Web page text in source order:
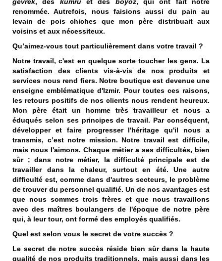
renommée. Autrefois, nous faisions aussi du pain au
levain de pois chiches que mon père distribuait aux
voisins et aux nécessiteux.
Qu’aimez-vous tout particulièrement dans votre travail ?
Notre travail, c'est en quelque sorte toucher les gens. La
satisfaction des clients vis-à-vis de nos produits et
services nous rend fiers. Notre boutique est devenue une
enseigne emblématique d'Izmir. Pour toutes ces raisons,
les retours positifs de nos clients nous rendent heureux.
Mon père était un homme très travailleur et nous a
éduqués selon ses principes de travail. Par conséquent,
développer et faire progresser l'héritage qu'il nous a
transmis, c’est notre mission. Notre travail est difficile,
mais nous l'aimons. Chaque métier a ses difficultés, bien
sûr ; dans notre métier, la difficulté principale est de
travailler dans la chaleur, surtout en été. Une autre
difficulté est, comme dans d'autres secteurs, le problème
de trouver du personnel qualifié. Un de nos avantages est
que nous sommes trois frères et que nous travaillons
avec des maîtres boulangers de l'époque de notre père
qui, à leur tour, ont formé des employés qualifiés.
Quel est selon vous le secret de votre succès ?
Le secret de notre succès réside bien sûr dans la haute
qualité de nos produits traditionnels, mais aussi dans les